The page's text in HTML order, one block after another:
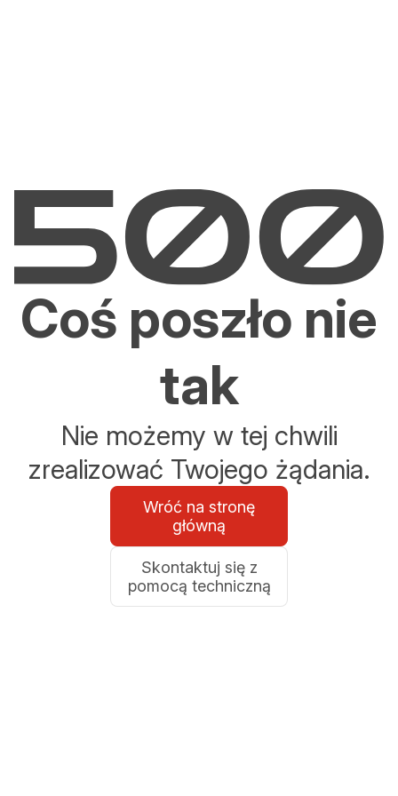
Coś poszło nie
tak
Nie możemy w tej chwili
zrealizować Twojego żądania.
Wróć na stronę
główną
Skontaktuj się z
pomocą techniczną